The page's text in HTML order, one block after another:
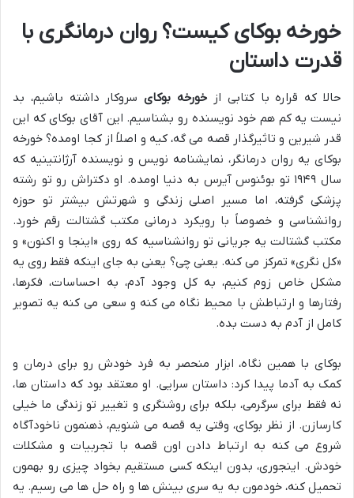
خورخه بوکای کیست؟ روان درمانگری با
قدرت داستان
حالا که قراره با کتابی از خورخه بوکایسروکار داشته باشیم، بد
نیست یه کم هم خود نویسنده رو بشناسیم. این آقای بوکای که این
قدر شیرین و تاثیرگذار قصه می گه، کیه و اصلاً از کجا اومده؟ خورخه
بوکای یه روان درمانگر، نمایشنامه نویس و نویسنده آرژانتینیه که
سال ۱۹۴۹ تو بوئنوس آیرس به دنیا اومده. او دکتراش رو تو رشته
پزشکی گرفته، اما مسیر اصلی زندگی و شهرتش بیشتر تو حوزه
روانشناسی و خصوصاً با رویکرد درمانی مکتب گشتالت رقم خورد.
مکتب گشتالت یه جریانی تو روانشناسیه که روی «اینجا و اکنون» و
«کل نگری» تمرکز می کنه. یعنی چی؟ یعنی به جای اینکه فقط روی یه
مشکل خاص زوم کنیم، به کل وجود آدم، به احساسات، فکرها،
رفتارها و ارتباطش با محیط نگاه می کنه و سعی می کنه یه تصویر
کامل از آدم به دست بده.
بوکای با همین نگاه، ابزار منحصر به فرد خودش رو برای درمان و
کمک به آدما پیدا کرد: داستان سرایی. او معتقد بود که داستان ها،
نه فقط برای سرگرمی، بلکه برای روشنگری و تغییر تو زندگی ما خیلی
کارسازن. از نظر بوکای، وقتی یه قصه می شنویم، ذهنمون ناخودآگاه
شروع می کنه به ارتباط دادن اون قصه با تجربیات و مشکلات
خودش. اینجوری، بدون اینکه کسی مستقیم بخواد چیزی رو بهمون
تحمیل کنه، خودمون به یه سری بینش ها و راه حل ها می رسیم. یه